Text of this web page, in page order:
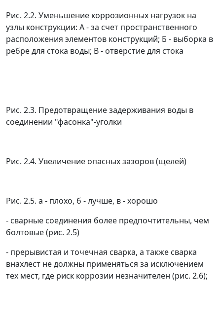
Рис. 2.2. Уменьшение коррозионных нагрузок на
узлы конструкции: А - за счет пространственного
расположения элементов конструкций; Б - выборка в
ребре для стока воды; В - отверстие для стока
Рис. 2.3. Предотвращение задерживания воды в
соединении "фасонка"-уголки
Рис. 2.4. Увеличение опасных зазоров (щелей)
Рис. 2.5. а - плохо, б - лучше, в - хорошо
- сварные соединения более предпочтительны, чем
болтовые (рис. 2.5)
- прерывистая и точечная сварка, а также сварка
внахлест не должны применяться за исключением
тех мест, где риск коррозии незначителен (рис. 2.6);